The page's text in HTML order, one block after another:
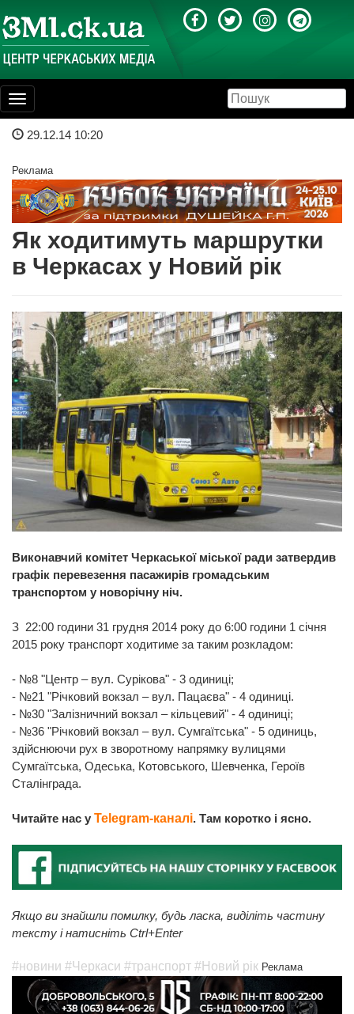
Toggle
navigation
29.12.14 10:20
Реклама
Як ходитимуть маршрутки
в Черкасах у Новий рік
Виконавчий комітет Черкаської міської ради затвердив
графік перевезення пасажирів громадським
транспортом у новорічну ніч.
З 22:00 години 31 грудня 2014 року до 6:00 години 1 січня
2015 року транспорт ходитиме за таким розкладом:
- №8 "Центр – вул. Сурікова" - 3 одиниці;
- №21 "Річковий вокзал – вул. Пацаєва" - 4 одиниці.
- №30 "Залізничний вокзал – кільцевий" - 4 одиниці;
- №36 "Річковий вокзал – вул. Сумгаїтська" - 5 одиниць,
здійснюючи рух в зворотному напрямку вулицями
Сумгаїтська, Одеська, Котовського, Шевченка, Героїв
Сталінграда.
Читайте нас у Telegram-каналі. Там коротко і ясно.
Якщо ви знайшли помилку, будь ласка, виділіть частину
тексту і натисніть Ctrl+Enter
#новини #Черкаси #транспорт #Новий рік Реклама